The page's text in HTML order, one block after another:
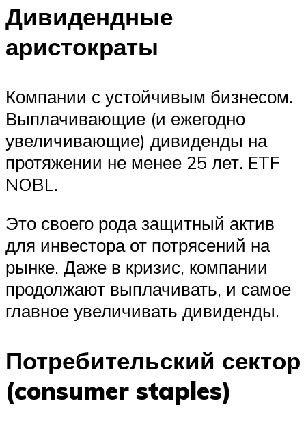
Дивидендные
аристократы
Компании с устойчивым бизнесом.
Выплачивающие (и ежегодно
увеличивающие) дивиденды на
протяжении не менее 25 лет. ETF
NOBL.
Это своего рода защитный актив
для инвестора от потрясений на
рынке. Даже в кризис, компании
продолжают выплачивать, и самое
главное увеличивать дивиденды.
Потребительский сектор
(consumer staples)